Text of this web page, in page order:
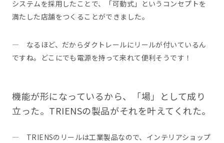
システムを採用したことで、「可動式」というコンセプトを
満たした店舗をつくることができました。
― なるほど、だからダクトレールにリールが付いているん
ですね。どこにでも電源を持って来れて便利そうです！
機能が形になっているから、「場」として成り
立った。TRIENSの製品がそれを叶えてくれた。
― TRIENSのリールは工業製品なので、インテリアショップ